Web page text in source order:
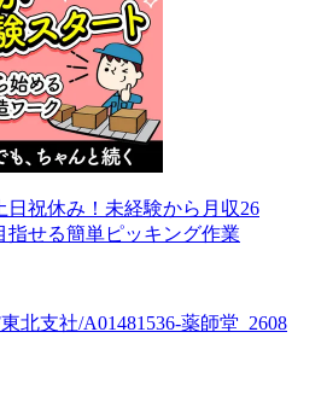
日祝休み！未経験から月収26
指せる簡単ピッキング作業
北支社/A01481536-薬師堂_2608